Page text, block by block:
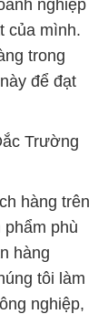
nghiệp
của mình.
trong
để đạt
Trường
hàng trên
phù
hàng
tôi làm
nghiệp,